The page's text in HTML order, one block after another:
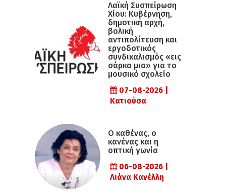
Λαϊκή Συσπείρωση
Χίου: Κυβέρνηση,
δημοτική αρχή,
βολική
αντιπολίτευση και
εργοδοτικός
συνδικαλισμός «εις
σάρκα μια» για το
μουσικό σχολείο
07-08-2026 |
Κατιούσα
Ο καθένας, ο
κανένας και η
οπτική γωνία
06-08-2026 |
Λιάνα Κανέλλη